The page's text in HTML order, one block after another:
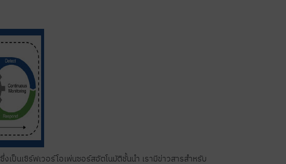
ซึ่งเป็นเซิร์ฟเวอร์โอเพ่นซอร์สอัตโนมัติชั้นนำ เรามีข่าวสารสำหรับ